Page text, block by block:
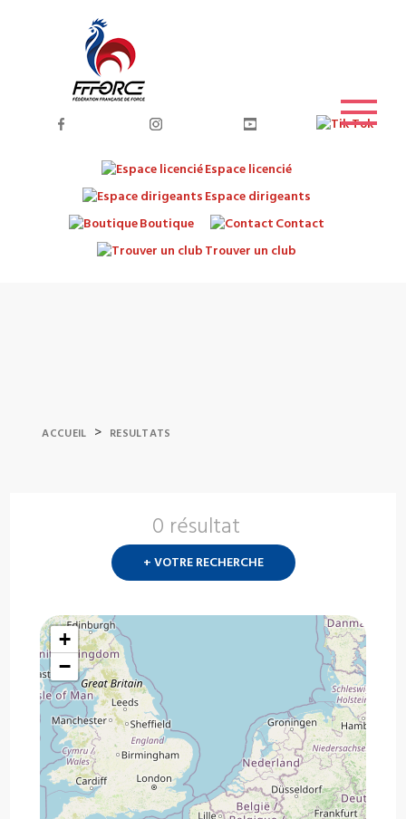
Espace licencié
Espace dirigeants
Boutique
Contact
Trouver un club
ACCUEIL > RESULTATS
0 résultat
+ VOTRE RECHERCHE
+
−